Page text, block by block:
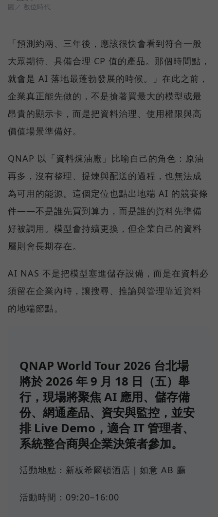
圖／ 數位時代
「預測約兩、三年後，應該很快會看到符合一般
大眾期待、具備合理 CP 值的產品。那個時間點，
就會是 AI 落地最蓬勃發展的時候。」在此之前，
企業真正能先做的，不是搶著買最大的模型或最
昂貴的顯示卡，而是把資料治理、使用權限與高
價值場景準備好。
QNAP 以「資料煉油廠」比喻自己的角色：原油
再多，沒有整理、提煉與配送的過程，也無法成
為可用的能源。這個定位也點出地端 AI 的競賽條
件——不是誰先買到算力，而是誰的資料先準備
好被調用。模型會持續更換，但企業自己的資料
層則會長期存在。
AI NAS 不是把模型塞進儲存設備，而是在資料必
須留在企業內時，讓搜尋、推論與管理靠近資料
的地端節點。
QNAP World Tour 2026 台北場
將於 2026 年 9 月 18 日（五）舉
行，現場將聚焦 AI 應用、儲存備
份、網通產品、資安與監控，並安
排 Live Demo，適合 IT 管理者、
系統整合商與企業決策者參加。
活動地點：新板希爾頓酒店｜如意 AB 廳
活動時間：09:20–16:00